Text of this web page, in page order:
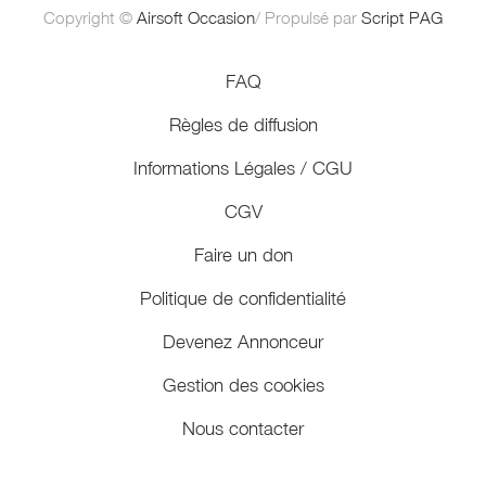
Copyright © Airsoft Occasion/ Propulsé par Script PAG
FAQ
Règles de diffusion
Informations Légales / CGU
CGV
Faire un don
Politique de confidentialité
Devenez Annonceur
Gestion des cookies
Nous contacter